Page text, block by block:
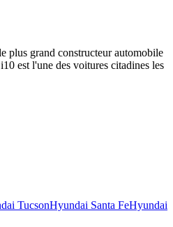
plus grand constructeur automobile
est l'une des voitures citadines les
TucsonHyundai Santa FeHyundai